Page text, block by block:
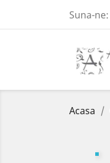
Suna-ne:
Acasa